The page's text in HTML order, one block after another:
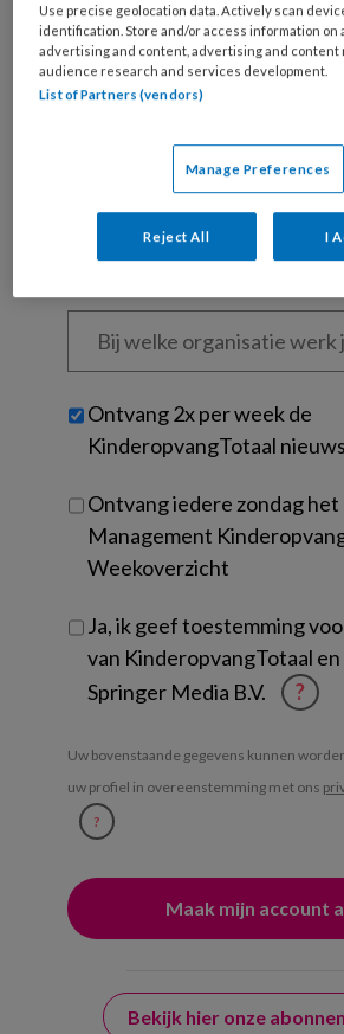
Wat
is
je
e-
wachtwoord* *
Kies
functie *
Bij
welke
je?
Untitled
Ontvang 2x per week de
KinderopvangTotaal
Ontvang iedere zondag het
Management
Weekoverzicht
Ja, ik geef toestemming
van KinderopvangTotaal en
Springer Media B.V.
?
Uw bovenstaande gegevens kunnen
uw profiel in overeenstemming met ons
?
Bekijk hier onze
Use precise geolocation data. Actively scan
identification. Store and/or access information on
advertising and content, advertising and content
audience research and services development.
List of Partners (vendors)
Manage Preferences
Reject All I